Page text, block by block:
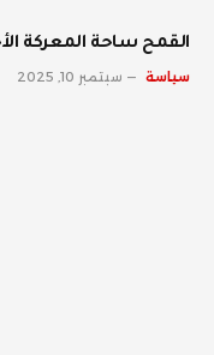
القمح ساحة المعركة
سياسة سبتمبر 10, 2025